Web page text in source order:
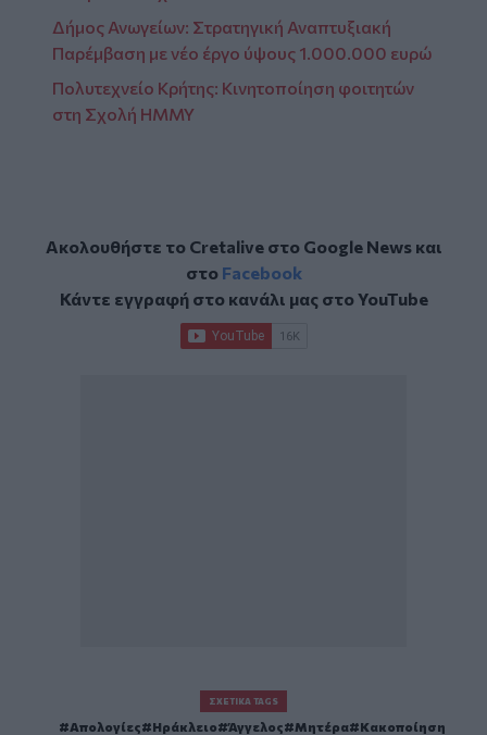
Δήμος Ανωγείων: Στρατηγική Αναπτυξιακή
Παρέμβαση με νέο έργο ύψους 1.000.000 ευρώ
Πολυτεχνείο Κρήτης: Κινητοποίηση φοιτητών
στη Σχολή ΗΜΜΥ
Ακολουθήστε το Cretalive στο Google Newsκαι
στο Facebook
Κάντε εγγραφή στο κανάλι μας στοYouTube
ΣΧΕΤΙΚΆ TAGS
Απολογίες Ηράκλειο Άγγελος Μητέρα
Κακοποίηση